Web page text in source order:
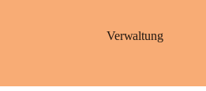
Verwaltung